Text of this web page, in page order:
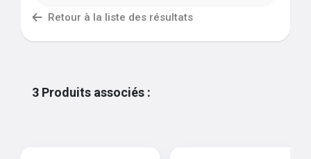
Retour à la liste des résultats
3 Produits associés :